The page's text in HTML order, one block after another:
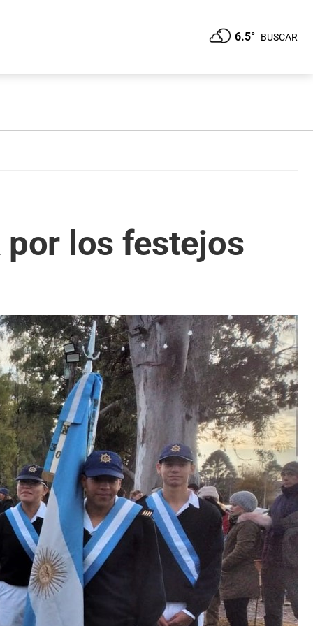
6.5° BUSCAR
por los festejos